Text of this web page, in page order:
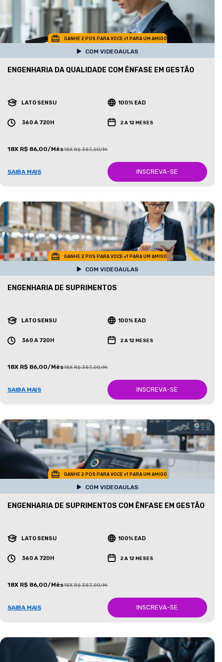
GANHE 2 POS PARA VOCE +1 PARA UM AMIGO
COM VIDEOAULAS
ENGENHARIA DA QUALIDADE COM ÊNFASE EM GESTÃO
LATO SENSU 100% EAD
360 A 720H 2 A 12 MESES
18X R$ 86,00/Mês18X R$ 387,00/Mês
SAIBA MAIS INSCREVA-SE
GANHE 2 POS PARA VOCE +1 PARA UM AMIGO
COM VIDEOAULAS
ENGENHARIA DE SUPRIMENTOS
LATO SENSU 100% EAD
360 A 720H 2 A 12 MESES
18X R$ 86,00/Mês18X R$ 387,00/Mês
SAIBA MAIS INSCREVA-SE
GANHE 2 POS PARA VOCE +1 PARA UM AMIGO
COM VIDEOAULAS
ENGENHARIA DE SUPRIMENTOS COM ÊNFASE EM GESTÃO
LATO SENSU 100% EAD
360 A 720H 2 A 12 MESES
18X R$ 86,00/Mês18X R$ 387,00/Mês
SAIBA MAIS INSCREVA-SE